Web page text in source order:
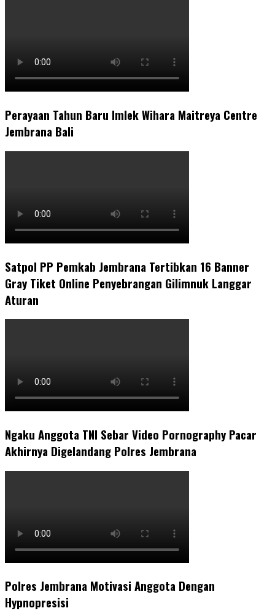
Perayaan Tahun Baru Imlek Wihara Maitreya Centre
Jembrana Bali
Satpol PP Pemkab Jembrana Tertibkan 16 Banner
Gray Tiket Online Penyebrangan Gilimnuk Langgar
Aturan
Ngaku Anggota TNI Sebar Video Pornography Pacar
Akhirnya Digelandang Polres Jembrana
Polres Jembrana Motivasi Anggota Dengan
Hypnopresisi